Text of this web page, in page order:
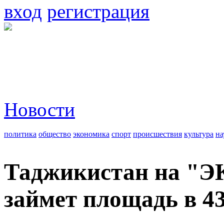
вход регистрация
Новости
политика общество экономика спорт происшествия культура
Таджикистан на
займет площадь в